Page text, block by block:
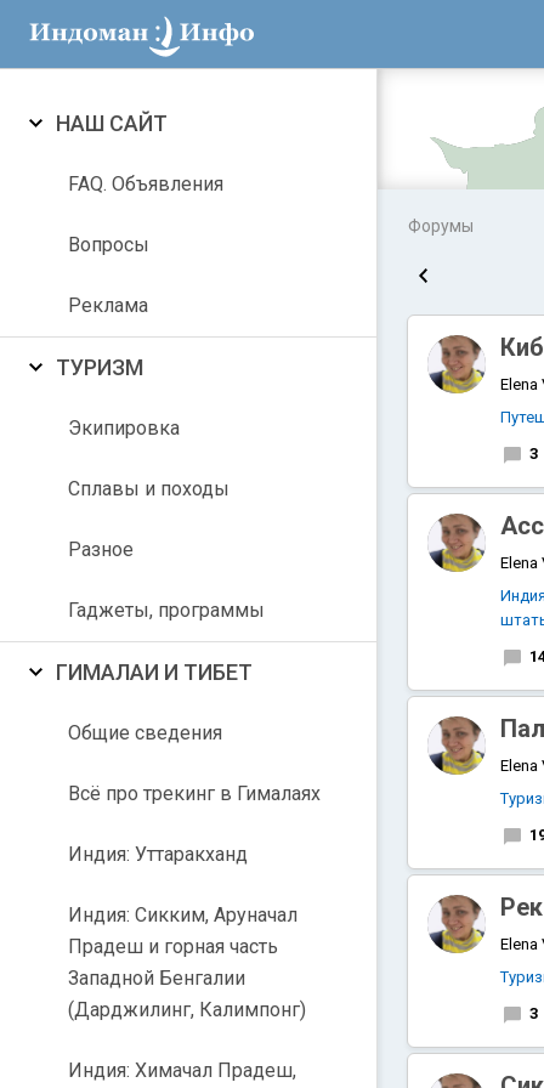
НАШ САЙТ
FAQ. Объявления
Вопросы
Реклама
ТУРИЗМ
Экипировка
Сплавы и походы
Разное
Гаджеты, программы
ГИМАЛАИ И ТИБЕТ
Общие сведения
Всё про трекинг в Гималаях
Индия: Уттаракханд
Индия: Сикким, Аруначал
Прадеш и горная часть
Западной Бенгалии
(Дарджилинг, Калимпонг)
Индия: Химачал Прадеш,
Форумы
Elena
3
Elena
Elena
Elena
3